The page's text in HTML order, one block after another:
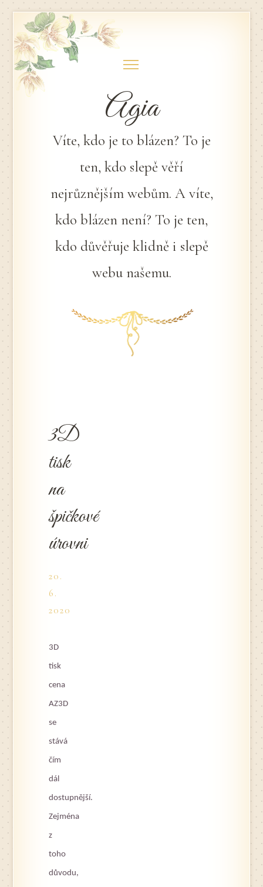
Skip
to
content
Agia
Víte, kdo je to blázen? To je
ten, kdo slepě věří
nejrůznějším webům. A víte,
kdo blázen není? To je ten,
kdo důvěřuje klidně i slepě
webu našemu.
3D
tisk
na
špičkové
úrovni
20.
6.
2020
3D
tisk
cena
AZ3D
se
stává
čím
dál
dostupnější.
Zejména
z
toho
důvodu,